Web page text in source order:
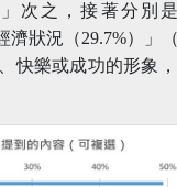
次之，接著分別
濟狀況（29.7%）」
快樂或成功的形象